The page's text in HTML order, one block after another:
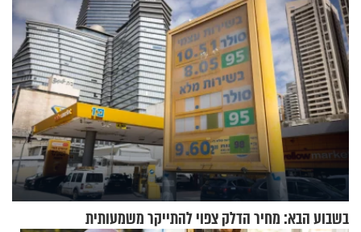
בשבוע הבא: מחיר הדלק צפוי להתייקר משמעותית